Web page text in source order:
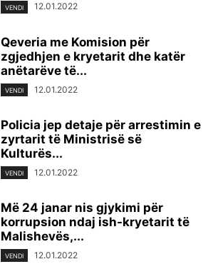
VENDI 12.01.2022
Qeveria me Komision për
zgjedhjen e kryetarit dhe katër
anëtarëve të...
VENDI 12.01.2022
Policia jep detaje për arrestimin e
zyrtarit të Ministrisë së
Kulturës...
VENDI 12.01.2022
Më 24 janar nis gjykimi për
korrupsion ndaj ish-kryetarit të
Malishevës,...
VENDI 12.01.2022